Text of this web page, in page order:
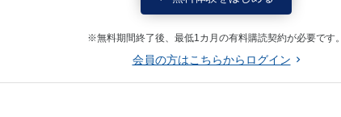
※無料期間終了後、最低1カ月の有料購読契約が必要です。
会員の方はこちらからログイン